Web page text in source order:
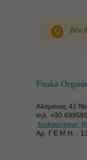
Δεν
Fouka
Αλαμάνας 41
τηλ. +30
foukaorganic
Αρ. Γ.Ε.Μ.Η. :